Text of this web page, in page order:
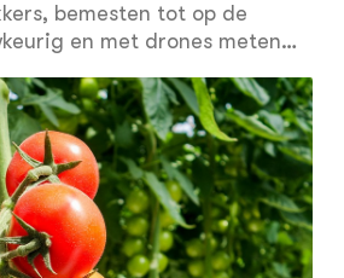
bemesten tot op de
en met drones meten
is er al van alles
die ermee te behalen valt,
zo veel hightech er in de
zo weinig nog wordt het
land. Wie iets beter kijkt, ziet
wel degelijk aan
het land van de